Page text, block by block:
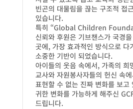
빈곤의 대물림을 끊는 구조적 접
있습니다.
특히 “Global Children
신뢰와 후원은 기브챈스가 국경
곳에, 가장 효과적인 방식으로 다
소중한 기반이 되었습니다.
아이들의 웃음 속에서, 가족의 희
교사와 자원봉사자들의 헌신 속
표현할 수 없는 진짜 변화를 보
귀한 변화를 가능하게 해주신
드립니다.